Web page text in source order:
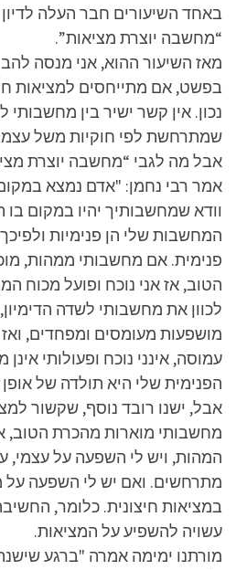
באחד השיעורים חבר העלה
“מחשבה יוצרת מציאות”.
מאז השיעור ההוא, אני מנסה
בפשט, אם מתייחסים למציאות
נכון. אין קשר ישיר בין מחשבותי
שמתרחשת לפי חוקיות משל
אבל מה לגבי “מחשבה יוצרת
אמר רבי נחמן: "אדם נמצא
וודא שמחשבותיך יהיו במקום בו
המחשבות שלי הן פנימיות
פנימית. אם מחשבותי ממהות,
הטוב, אז אני נוכח ופועל מכוח
לכוון את מחשבותי לשדה
מושפעות מעומסים ומפחדים,
עמוסה, אינני נוכח ופעולותי
הפנימית שלי היא תולדה של
אבל, ישנו רובד נוסף, שקשור
מחשבותי מוארות מהכרת הטוב,
המהות, ויש לי השפעה על עצמי,
מתרחשים. ואם יש לי השפעה
במציאות חיצונית. כלומר,
עשויה להשפיע על המציאות.
מורתנו ימימה אמרה "ברגע